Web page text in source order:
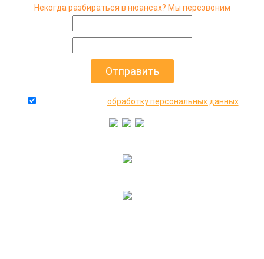
Некогда разбираться в нюансах? Мы перезвоним
обработку персональных данных